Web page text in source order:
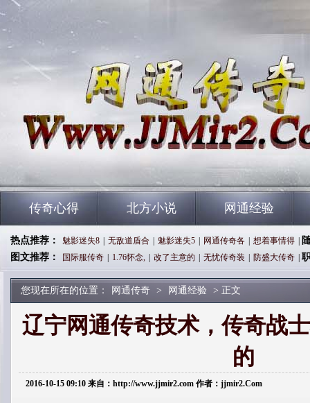
传奇心得 北方小说 网通经验
热点推荐： 魅影迷失8 无敌道盾合 魅影迷失5 网通传奇各 想着事情得
图文推荐：
国际服传奇 1.76怀念, 改了主意的 无忧传奇装 防盛大传奇
您现在所在的位置： 网通传奇 > 网通经验 > 正文
辽宁网通传奇技术，传奇战
的
2016-10-15 09:10 来自：http://www.jjmir2.com 作者：jjmir2.Com